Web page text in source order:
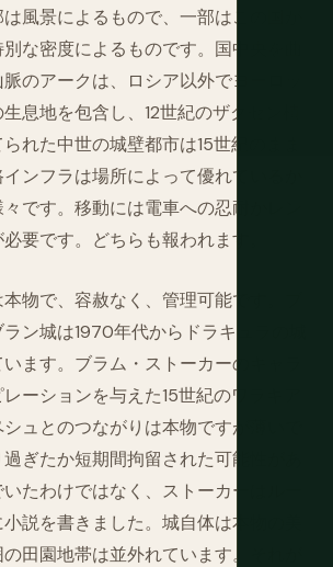
風景によるもので、一部はこの国が
な密度によるものです。国中央を曲
のアークは、ロシア以外でヨーロッ
息地を包含し、12世紀のザクセン植
れた中世の城壁都市は15世紀のまま
ンフラは場所によって優れているか
です。移動には電車への忍耐かレン
要です。どちらも報われます。
物で、容赦なく、管理可能です。ブ
ン城は1970年代からドラキュラの城
ます。ブラム・ストーカーのキャラ
ーションを与えた15世紀のワラキア
ュとのつながりは本物ですが薄いで
ぎたか短期間拘留された可能性があ
たわけではなく、ストーカーはルー
説を書きました。城自体は本物の美
田園地帯は並外れています。それが